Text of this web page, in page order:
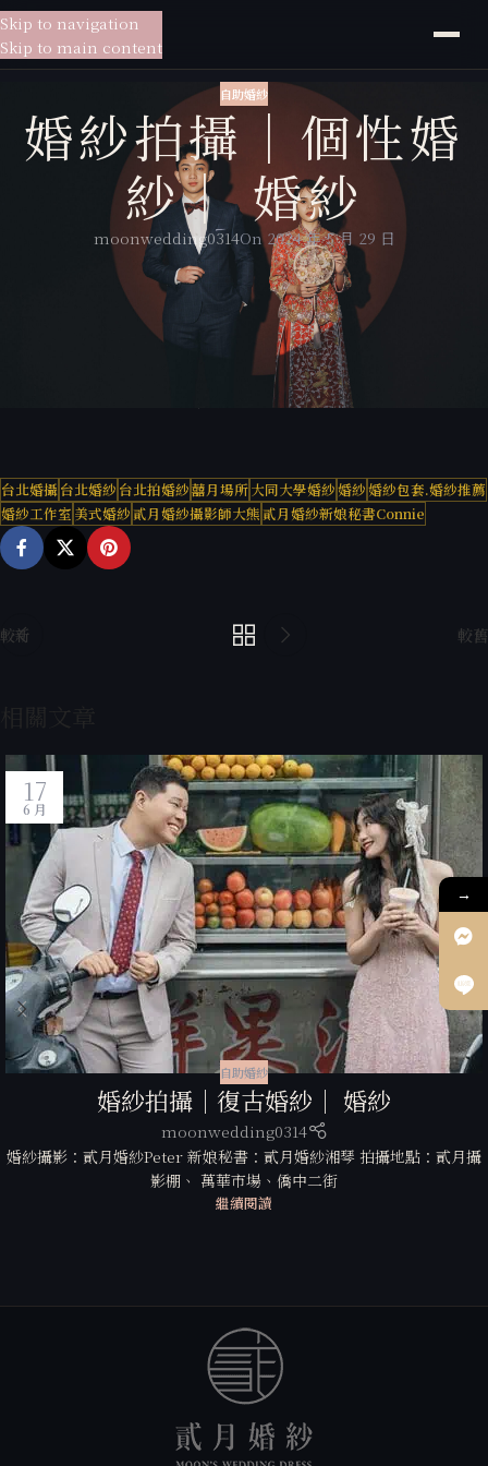
貳月婚紗
Skip to navigation
Skip to main content
自助婚紗
婚紗拍攝｜個性婚
紗｜ 婚紗
moonwedding0314On 2024 年 5 月 29 日
婚紗攝影：貳月婚紗大熊
新娘秘書：貳月婚紗Connie
貳月攝影棚、大同大學
新人姓名：CHEN&YU
台北婚攝台北婚紗 台北拍婚紗囍月場所大同大學婚紗婚紗婚紗包套.婚紗推薦
婚紗工作室 美式婚紗貳月婚紗攝影師大熊貳月婚紗新娘秘書Connie
較新 較舊
17
6 月
自助婚紗
婚紗拍攝｜復古婚紗｜ 婚紗
moonwedding0314
婚紗攝影：貳月婚紗Peter 新娘秘書：貳月婚紗湘琴 拍攝地點：貳月攝
影棚、 萬華市場、僑中二街
繼續閱讀
→